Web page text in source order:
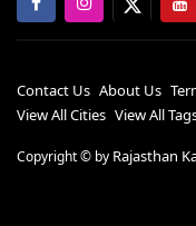
Contact Us About Us
View All Cities View All
Copyright © by Rajasthan